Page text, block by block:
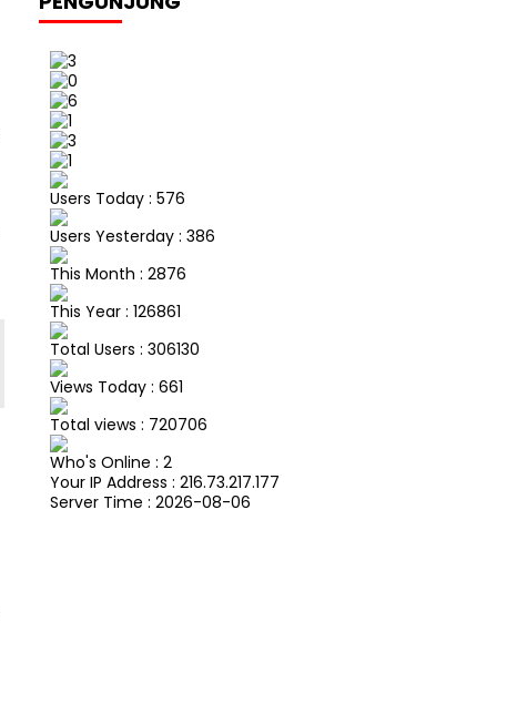
Users Today : 576
Users Yesterday : 386
This Month : 2876
This Year : 126861
Total Users : 306130
Views Today : 661
Total views : 720706
Who's Online : 2
Your IP Address : 216.73.217.177
Server Time : 2026-08-06